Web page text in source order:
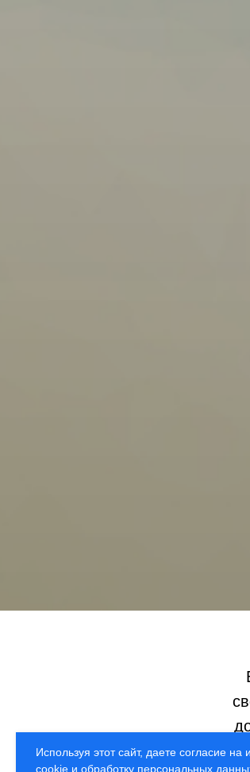
Используя этот сайт, даете согласие
cookie и обработку персональных